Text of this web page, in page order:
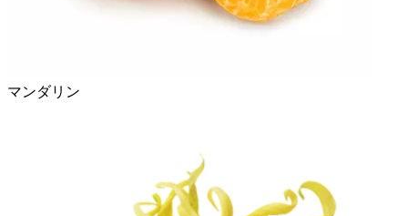
マンダリン